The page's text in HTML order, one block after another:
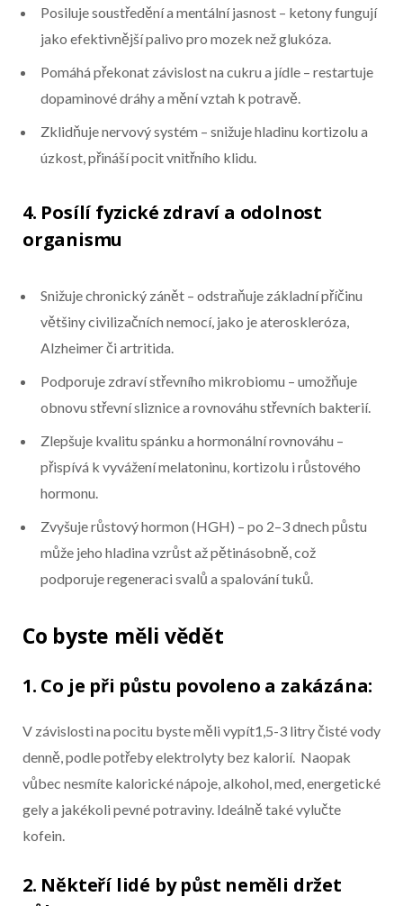
Posiluje soustředění a mentální jasnost – ketony fungují
jako efektivnější palivo pro mozek než glukóza.
Pomáhá překonat závislost na cukru a jídle – restartuje
dopaminové dráhy a mění vztah k potravě.
Zklidňuje nervový systém – snižuje hladinu kortizolu a
úzkost, přináší pocit vnitřního klidu.
4. Posílí fyzické zdraví a odolnost
organismu
Snižuje chronický zánět – odstraňuje základní příčinu
většiny civilizačních nemocí, jako je ateroskleróza,
Alzheimer či artritida.
Podporuje zdraví střevního mikrobiomu – umožňuje
obnovu střevní sliznice a rovnováhu střevních bakterií.
Zlepšuje kvalitu spánku a hormonální rovnováhu –
přispívá k vyvážení melatoninu, kortizolu i růstového
hormonu.
Zvyšuje růstový hormon (HGH) – po 2–3 dnech půstu
může jeho hladina vzrůst až pětinásobně, což
podporuje regeneraci svalů a spalování tuků.
Co byste měli vědět
1. Co je při půstu povoleno a zakázána:
V závislosti na pocitu byste měli vypít1,5-3 litry čisté vody
denně, podle potřeby elektrolyty bez kalorií. Naopak
vůbec nesmíte kalorické nápoje, alkohol, med, energetické
gely a jakékoli pevné potraviny. Ideálně také vylučte
kofein.
2. Někteří lidé by půst neměli držet